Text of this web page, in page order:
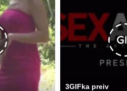
3GIFka preiv